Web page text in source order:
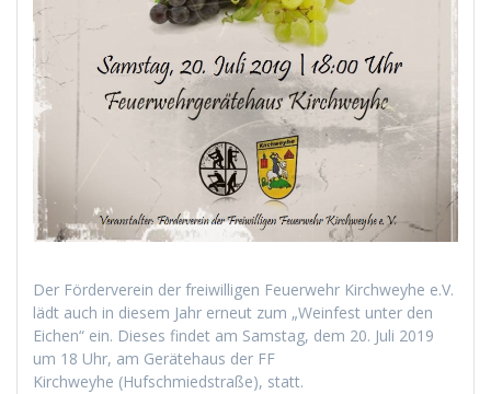
Der Förderverein der freiwilligen Feuerwehr Kirchweyhe e.V.
lädt auch in diesem Jahr erneut zum „Weinfest unter den
Eichen“ ein. Dieses findet am Samstag, dem 20. Juli 2019
um 18 Uhr, am Gerätehaus der FF
Kirchweyhe (Hufschmiedstraße), statt.